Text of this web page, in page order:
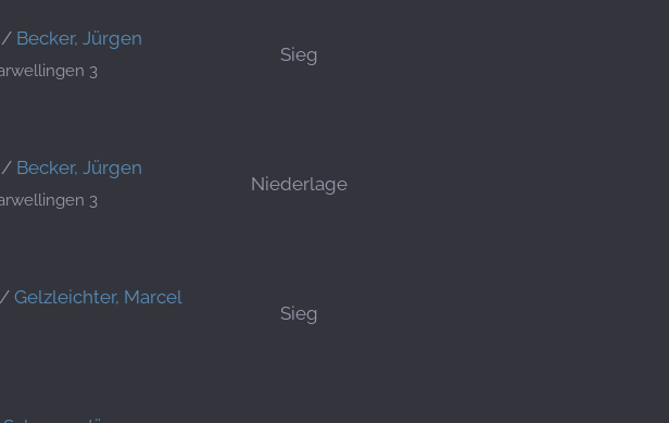
/ Becker, Jürgen
3
Sieg
/ Becker, Jürgen
3
Niederlage
/ Gelzleichter, Marcel
Sieg